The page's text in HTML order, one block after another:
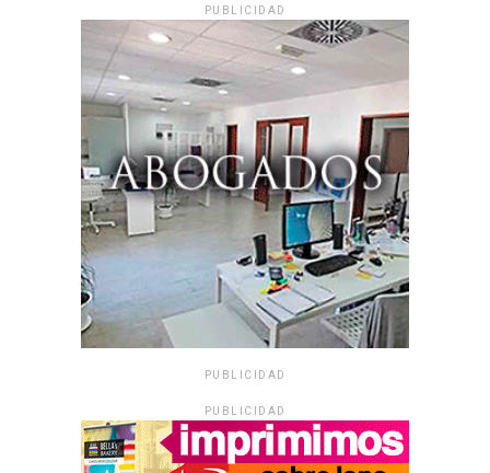
PUBLICIDAD
PUBLICIDAD
PUBLICIDAD